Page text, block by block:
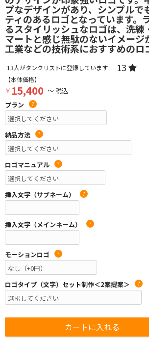
プなデザインがあり、シンプルで
ティのあるロゴとなっています。
るスタイリッシュなロゴは、洗練
マートと感じ無駄のないイメージ
工業などの技術系におすすめのロ
13人がタンクリストに登録しています 13
【本体価格】
￥ 15,400 ～ 税込
プラン
?
納品方法 ?
ロゴマニュアル ?
挿入文字（サブネーム） ?
挿入文字（メインネーム） ?
モーションロゴ ?
ロゴタイプ（文字）セット制作＜2案提案＞ ?